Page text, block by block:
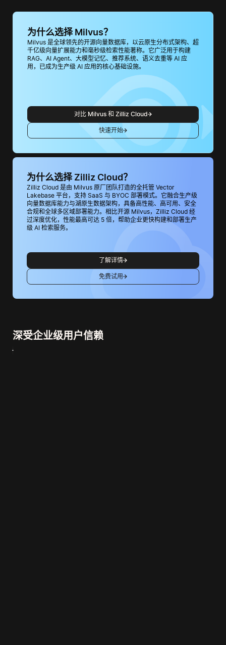
为什么选择 Milvus？
Milvus 是全球领先的开源向量数据库，以云原生分布式架构、超
千亿级向量扩展能力和毫秒级检索性能著称。它广泛用于构建
RAG、AI Agent、大模型记忆、推荐系统、语义去重等 AI 应
用，已成为生产级 AI 应用的核心基础设施。
对比 Milvus 和 Zilliz Cloud
快速开始
为什么选择 Zilliz Cloud？
Zilliz Cloud 是由 Milvus 原厂团队打造的全托管 Vector
Lakebase 平台，支持 SaaS 与 BYOC 部署模式。它融合生产级
向量数据库能力与湖原生数据架构，具备高性能、高可用、安全
合规和全球多区域部署能力。相比开源 Milvus，Zilliz Cloud 经
过深度优化，性能最高可达 5 倍，帮助企业更快构建和部署生产
级 AI 检索服务。
了解详情
免费试用
深受企业级用户信赖